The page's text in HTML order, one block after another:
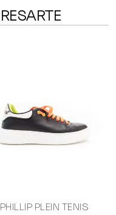
PHILLIP PLEIN TENIS